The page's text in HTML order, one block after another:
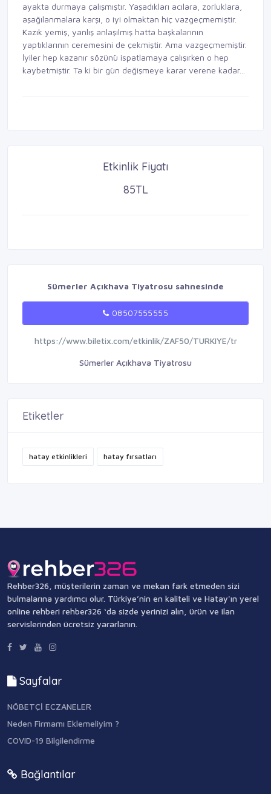
ayakta durmaya çalışmıştır. Yaşadıkları acılara, zorluklara,
aşağılanmalara karşı, o iyi olmaktan hiç vazgeçmemiştir.
Kazık yemiş, yanlış anlaşılmış hatta başkalarının
yaptıklarının ceremesini de çekmiştir. Ama vazgeçmemiştir.
İyiler hep kazanır sözünü ispatlamaya çalışırken o hep
kaybetmiştir. Ta ki bir gün değişmeye karar verene kadar...
Etkinlik Fiyatı
85TL
Sümerler Açıkhava Tiyatrosu sahnesinde
08507555555
https://www.biletix.com/etkinlik/ZAF50/TURKIYE/tr
Sümerler Açıkhava Tiyatrosu
Etiketler
hatay etkinlikleri hatay fırsatları
Rehber326, müşterilerin zaman ve mekan fark etmeden sizi
bulmalarına yardımcı olur. Türkiye’nin en kaliteli ve Hatay'ın yerel
online rehberi rehber326 ‘da sizde yerinizi alın, ürün ve ilan
servislerinden ücretsiz yararlanın.
Sayfalar
NÖBETÇİ ECZANELER
Neden Firmamı Eklemeliyim ?
COVID-19 Bilgilendirme
Bağlantılar